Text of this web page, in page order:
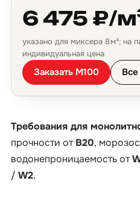
6 475 ₽/
указано для миксера 8 м³; на
индивидуальная цена
Заказать М100
Требования для
прочности отB20,
водонепроницаемость от
/ W2.